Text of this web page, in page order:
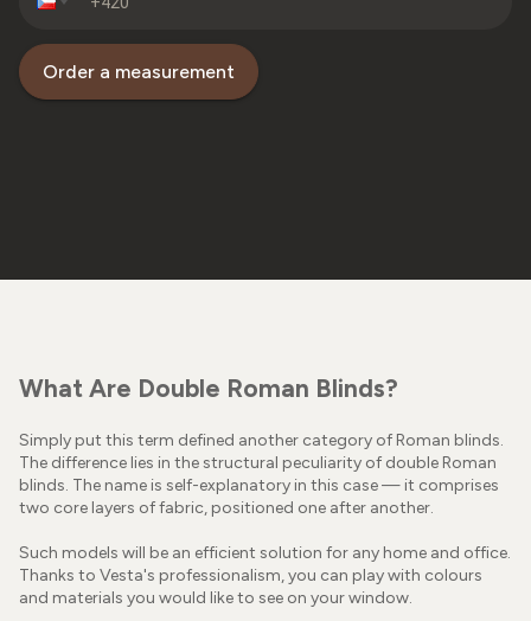
Order a measurement
What Are Double Roman Blinds?
Simply put this term defined another category of Roman blinds.
The difference lies in the structural peculiarity of double Roman
blinds. The name is self-explanatory in this case — it comprises
two core layers of fabric, positioned one after another.
Such models will be an efficient solution for any home and office.
Thanks to Vesta's professionalism, you can play with colours
and materials you would like to see on your window.